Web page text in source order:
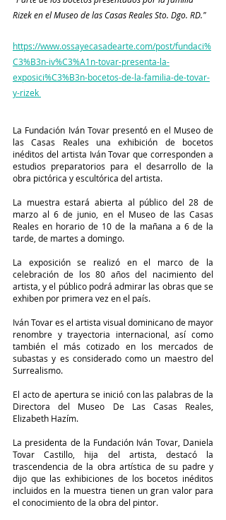
Rizek en el Museo de las Casas Reales Sto. Dgo. RD."
https://www.ossayecasadearte.com/post/fundaci%
C3%B3n-iv%C3%A1n-tovar-presenta-la-
exposici%C3%B3n-bocetos-de-la-familia-de-tovar-
y-rizek
La Fundación Iván Tovar presentó en el Museo de
las Casas Reales una exhibición de bocetos
inéditos del artista Iván Tovar que corresponden a
estudios preparatorios para el desarrollo de la
obra pictórica y escultórica del artista.
La muestra estará abierta al público del 28 de
marzo al 6 de junio, en el Museo de las Casas
Reales en horario de 10 de la mañana a 6 de la
tarde, de martes a domingo.
La exposición se realizó en el marco de la
celebración de los 80 años del nacimiento del
artista, y el público podrá admirar las obras que se
exhiben por primera vez en el país.
Iván Tovar es el artista visual dominicano de mayor
renombre y trayectoria internacional, así como
también el más cotizado en los mercados de
subastas y es considerado como un maestro del
Surrealismo.
El acto de apertura se inició con las palabras de la
Directora del Museo De Las Casas Reales,
Elizabeth Hazím.
La presidenta de la Fundación Iván Tovar, Daniela
Tovar Castillo, hija del artista, destacó la
trascendencia de la obra artística de su padre y
dijo que las exhibiciones de los bocetos inéditos
incluidos en la muestra tienen un gran valor para
el conocimiento de la obra del pintor.